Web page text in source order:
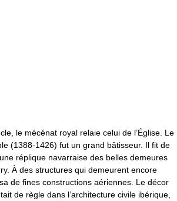
le mécénat royal relaie celui de l’Église. Le
(1388-1426) fut un grand bâtisseur. Il fit de
réplique navarraise des belles demeures
À des structures qui demeurent encore
de fines constructions aériennes. Le décor
de règle dans l’architecture civile ibérique,